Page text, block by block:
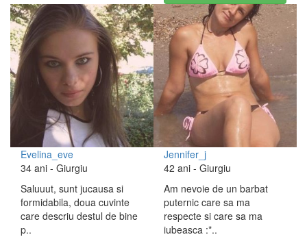
Evelina_eve
34 ani - Giurgiu
Saluuut, sunt jucausa si
formidabila, doua cuvinte
care descriu destul de bine
p..
Jennifer_j
42 ani - Giurgiu
Am nevoie de un barbat
puternic care sa ma
respecte si care sa ma
iubeasca :*..